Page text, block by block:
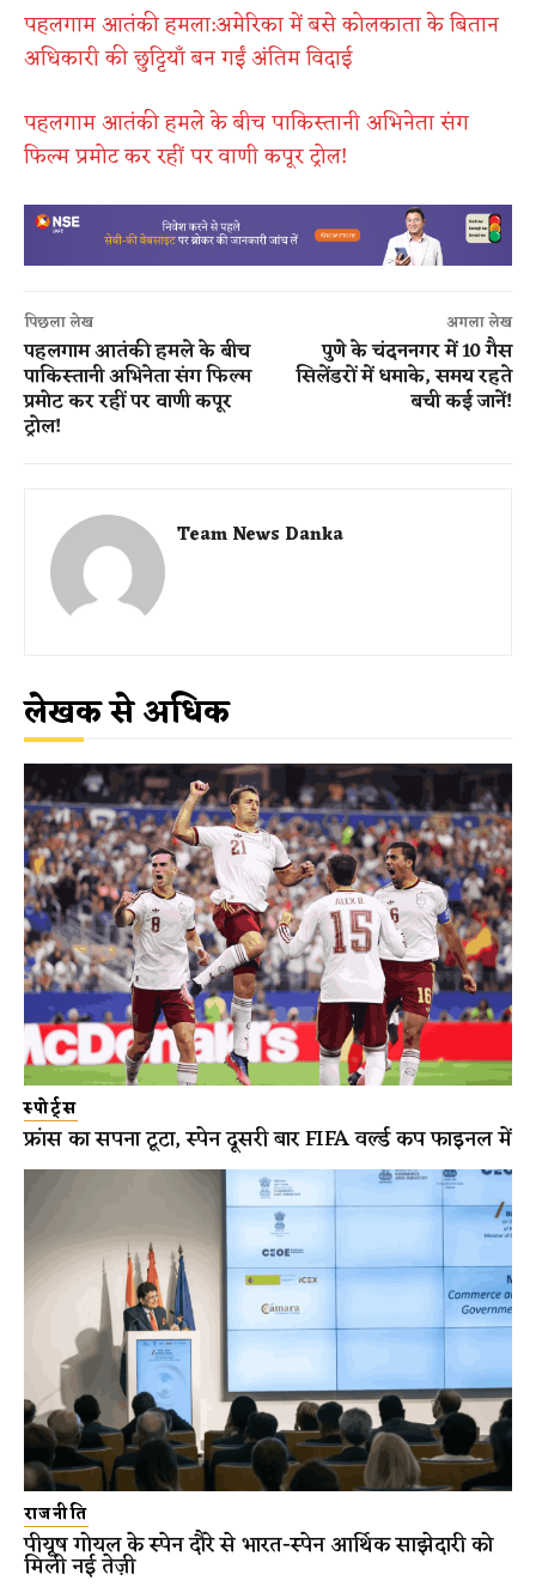
पहलगाम आतंकी हमला:अमेरिका में बसे कोलकाता के बितान
अधिकारी की छुट्टियाँ बन गईं अंतिम विदाई
पहलगाम आतंकी हमले के बीच पाकिस्तानी अभिनेता संग
फिल्म प्रमोट कर रहीं पर वाणी कपूर ट्रोल!
पिछला लेख
पहलगाम आतंकी हमले के बीच
पाकिस्तानी अभिनेता संग फिल्म
प्रमोट कर रहीं पर वाणी कपूर
ट्रोल!
अगला लेख
पुणे के चंदननगर में 10 गैस
सिलेंडरों में धमाके, समय रहते
बची कई जानें!
Team News Danka
लेखक से अधिक
स्पोर्ट्स
फ्रांस का सपना टूटा, स्पेन दूसरी बार FIFA वर्ल्ड कप फाइनल में
राजनीति
पीयूष गोयल के स्पेन दौरे से भारत-स्पेन आर्थिक साझेदारी को
मिली नई तेज़ी